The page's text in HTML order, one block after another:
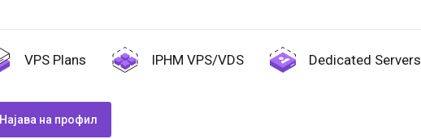
VPS Plans IPHM VPS/VDS Dedicated Servers
Најава на профил